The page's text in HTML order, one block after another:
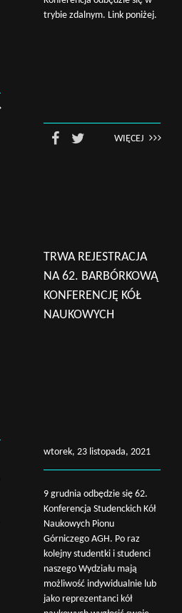
trybie zdalnym. Link poniżej.
WIĘCEJ
TRWA REJESTRACJA
NA 62. BARBÓRKOWĄ
KONFERENCJĘ KÓŁ
NAUKOWYCH
wtorek, 23 listopada, 2021
9 grudnia odbędzie się 62.
Konferencja Studenckich Kół
Naukowych Pionu
Górniczego AGH. Po raz
kolejny studentki i studenci
naszego Wydziału mają
możliwość indywidualnie lub
jako reprezentanci kół